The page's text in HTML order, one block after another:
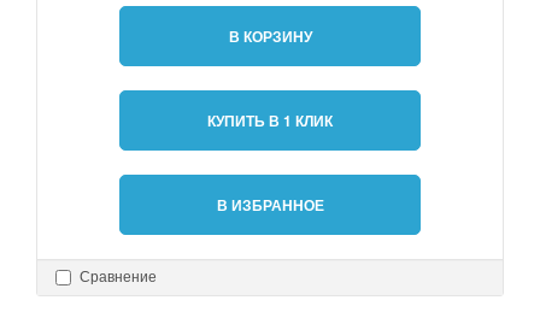
В КОРЗИНУ
КУПИТЬ В 1 КЛИК
В ИЗБРАННОЕ
Сравнение